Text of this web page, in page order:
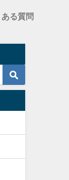
ある質問